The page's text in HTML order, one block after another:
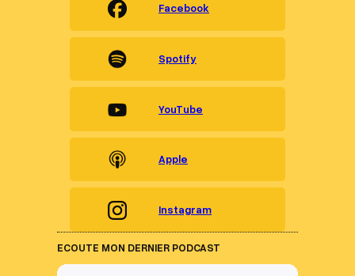
Facebook
Spotify
YouTube
Apple
Instagram
ECOUTE MON DERNIER PODCAST